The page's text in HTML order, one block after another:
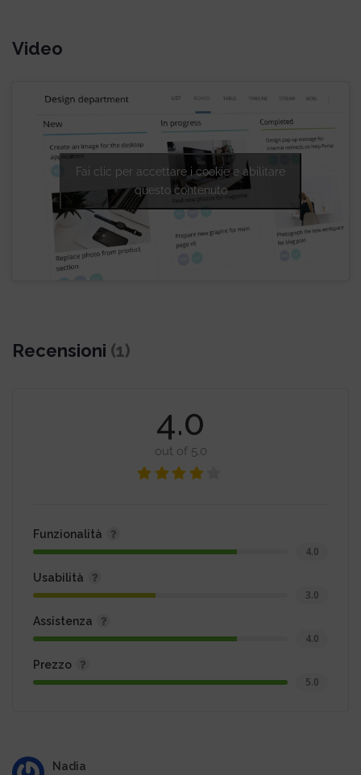
Video
Fai clic per accettare i cookie e abilitare
questo contenuto
Recensioni (1)
4.0
out of 5.0
Funzionalità
4.0
Usabilità
3.0
Assistenza
4.0
Prezzo
5.0
Nadia